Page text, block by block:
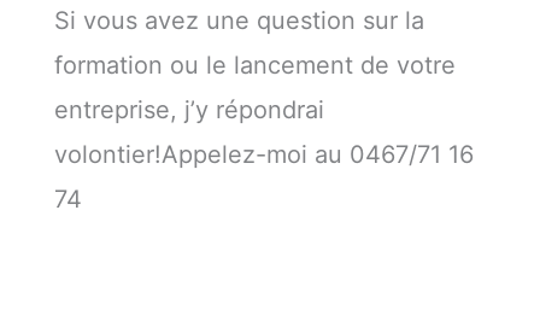
Si vous avez une question sur la
formation ou le lancement de votre
entreprise, j’y répondrai
volontier!Appelez-moi au 0467/71 16
74